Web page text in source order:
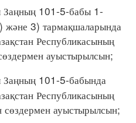
Заңның 101-5-бабы 1-
және 3) тармақшаларында
Республикасының
ауыстырылсын;
Заңның 101-5-бабында
Республикасының
сөздермен ауыстырылсын;